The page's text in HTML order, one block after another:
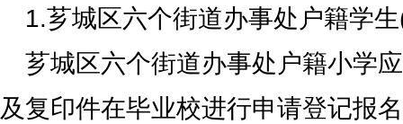
1.芗城区六个街道办事处户籍学
芗城区六个街道办事处户籍小学
及复印件在毕业校进行申请登记报